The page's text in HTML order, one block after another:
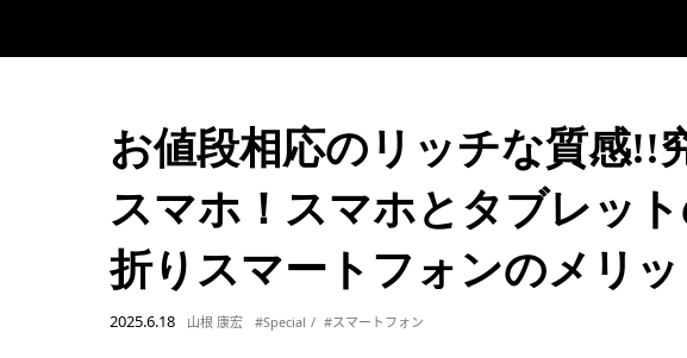
お値段相応のリッチな質感!!
スマホ！スマホとタブレッ
折りスマートフォンのメリッ
2025.6.18 山根 康宏 #Special #スマートフォン